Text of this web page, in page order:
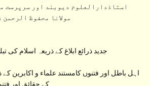
استاذدارالعلوم دیوبند اور سرپرست
مولانا محفوظ الرحمن
جدید ذرائع ابلاغ کے ذریعہ اسلام کی
اہل باطل اور فتنوں کامستند علماء و اکابرین
کے حقائق اور